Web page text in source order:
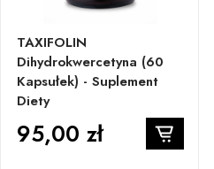
TAXIFOLIN
Dihydrokwercetyna (60
Kapsułek) - Suplement
Diety
95,00 zł